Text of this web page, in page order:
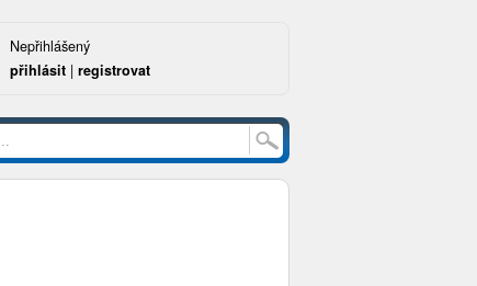
Nepřihlášený
přihlásit | registrovat